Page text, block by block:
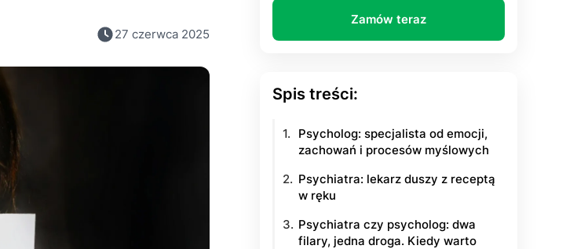
Konsultacja psychiatryczna (dorośli)
27 czerwca 2025
Zamów teraz
Spis treści:
Psycholog: specjalista od emocji,
zachowań i procesów myślowych
Psychiatra: lekarz duszy z receptą
w ręku
Psychiatra czy psycholog: dwa
filary, jedna droga. Kiedy warto